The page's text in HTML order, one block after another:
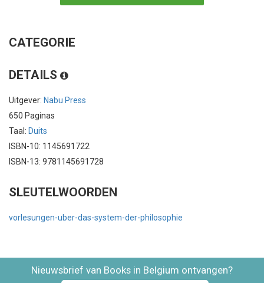
CATEGORIE
DETAILS
Uitgever: Nabu Press
650 Paginas
Taal: Duits
ISBN-10: 1145691722
ISBN-13: 9781145691728
SLEUTELWOORDEN
vorlesungen-uber-das-system-der-philosophie
Nieuwsbrief van Books in Belgium ontvangen?